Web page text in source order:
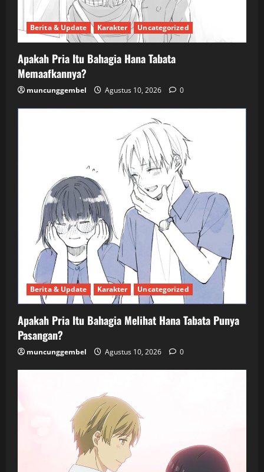
Berita & Update Karakter Uncategorized
Apakah Pria Itu Bahagia Hana Tabata
Memaafkannya?
muncunggembel Agustus 10, 2026 0
Berita & Update Karakter Uncategorized
Apakah Pria Itu Bahagia Melihat Hana Tabata Punya
Pasangan?
muncunggembel Agustus 10, 2026 0